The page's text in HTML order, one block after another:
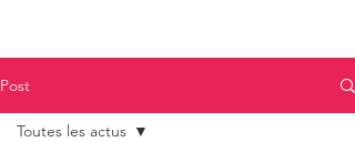
Post
Toutes les actus